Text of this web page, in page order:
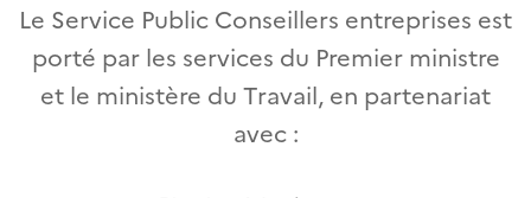
Le Service Public Conseillers entreprises est
porté par les services du Premier ministre
et le ministère du Travail, en partenariat
avec :